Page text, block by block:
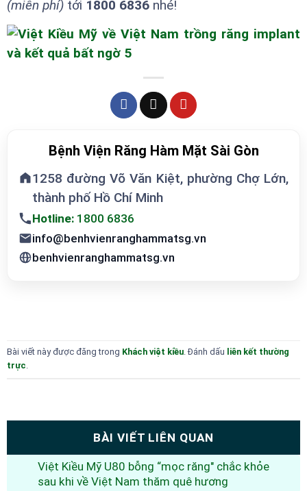
(miễn phí) tới 1800 6836 nhé!
Bệnh Viện Răng Hàm Mặt Sài Gòn
1258 đường Võ Văn Kiệt, phường Chợ Lớn,
thành phố Hồ Chí Minh
Hotline: 1800 6836
info@benhvienranghammatsg.vn
benhvienranghammatsg.vn
Bài viết này được đăng trong Khách việt kiều. Đánh dấu liên kết thường
trực.
BÀI VIẾT LIÊN QUAN
Việt Kiều Mỹ U80 bỗng “mọc răng" chắc khỏe
sau khi về Việt Nam thăm quê hương